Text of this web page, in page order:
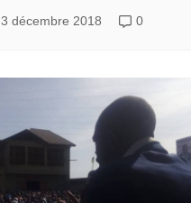
3 décembre 2018 0